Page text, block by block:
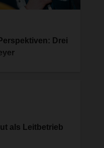
Drei
Idee, die sich
entwickelt hat. Aus
als Leitbetrieb